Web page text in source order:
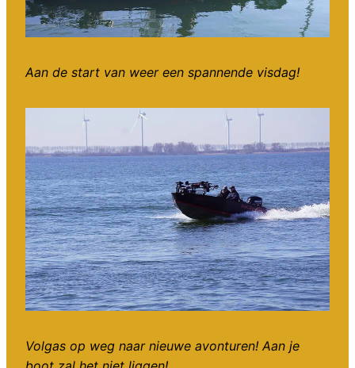
Aan de start van weer een spannende visdag!
Volgas op weg naar nieuwe avonturen! Aan je